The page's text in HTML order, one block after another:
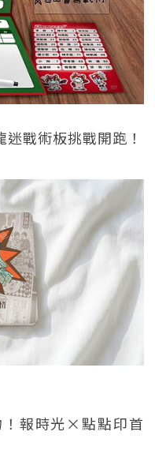
迷戰術板挑戰開跑！
報時光×點點印首